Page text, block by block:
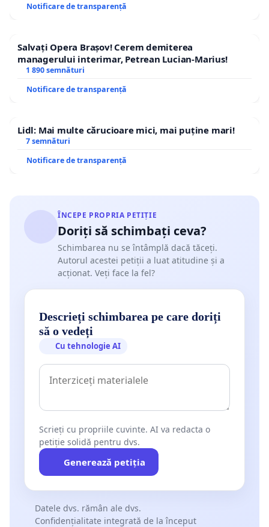
Notificare de transparență
Salvați Opera Brașov! Cerem demiterea
managerului interimar, Petrean Lucian-Marius!
1 890 semnături
Notificare de transparență
Lidl: Mai multe cărucioare mici, mai puține mari!
7 semnături
Notificare de transparență
ÎNCEPE PROPRIA PETIȚIE
Doriți să schimbați ceva?
Schimbarea nu se întâmplă dacă tăceți.
Autorul acestei petiții a luat atitudine și a
acționat. Veți face la fel?
Descrieți schimbarea pe care doriți
să o vedeți
Cu tehnologie AI
Scrieți cu propriile cuvinte. AI va redacta o
petiție solidă pentru dvs.
Generează petiția
Datele dvs. rămân ale dvs.
Confidențialitate integrată de la început